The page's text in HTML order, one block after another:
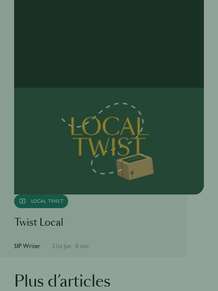
LOCAL TWIST
Twist Local
SIP Writer 21st Jun · 8 min
Plus d’articles